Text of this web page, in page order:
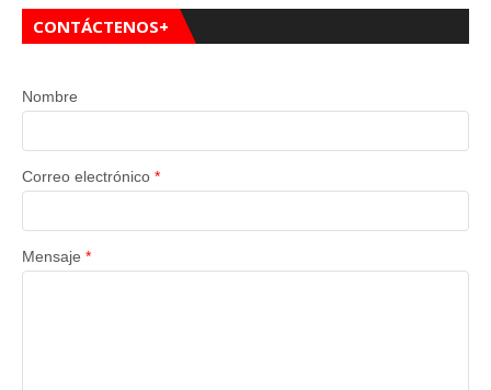
CONTÁCTENOS+
Nombre
Correo electrónico *
Mensaje *